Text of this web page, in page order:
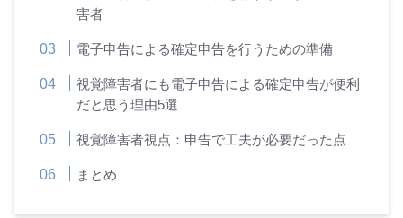
害者
電子申告による確定申告を行うための準備
視覚障害者にも電子申告による確定申告が便利
だと思う理由5選
視覚障害者視点：申告で工夫が必要だった点
まとめ